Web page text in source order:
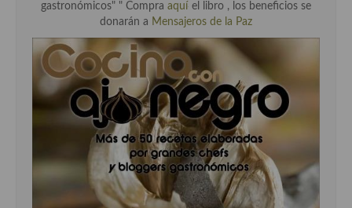
gastronómicos" " Compra aquí el libro , los beneficios se
donarán a Mensajeros de la Paz